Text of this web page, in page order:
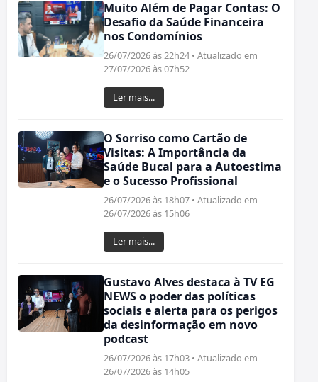
Muito Além de Pagar Contas: O
Desafio da Saúde Financeira
nos Condomínios
26/07/2026 às 22h24 • Atualizado em
27/07/2026 às 07h52
Ler mais...
O Sorriso como Cartão de
Visitas: A Importância da
Saúde Bucal para a Autoestima
e o Sucesso Profissional
26/07/2026 às 18h07 • Atualizado em
26/07/2026 às 15h06
Ler mais...
Gustavo Alves destaca à TV EG
NEWS o poder das políticas
sociais e alerta para os perigos
da desinformação em novo
podcast
26/07/2026 às 17h03 • Atualizado em
26/07/2026 às 14h05